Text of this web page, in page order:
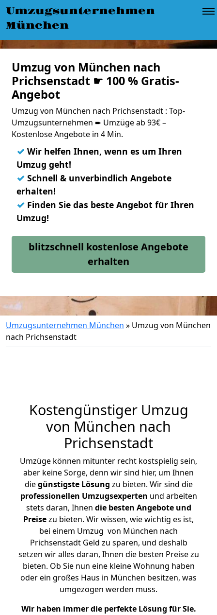
Umzugsunternehmen
München
Umzug von München nach
Prichsenstadt ☛ 100 % Gratis-
Angebot
Umzug von München nach Prichsenstadt : Top-
Umzugsunternehmen ➨ Umzüge ab 93€ –
Kostenlose Angebote in 4 Min.
✓ Wir helfen Ihnen, wenn es um Ihren
Umzug geht!
✓ Schnell & unverbindlich Angebote
erhalten!
✓ Finden Sie das beste Angebot für Ihren
Umzug!
blitzschnell kostenlose Angebote
erhalten
Umzugsunternehmen München » Umzug von München
nach Prichsenstadt
Kostengünstiger Umzug
von München nach
Prichsenstadt
Umzüge können mitunter recht kostspielig sein,
aber keine Sorge, denn wir sind hier, um Ihnen
diegünstigste Lösung zu bieten. Wir sind die
professionellen Umzugsexperten und arbeiten
stets daran, Ihnen die besten Angebote und
Preisezu bieten. Wir wissen, wie wichtig es ist,
bei einem Umzug von München nach
Prichsenstadt Geld zu sparen, und deshalb
setzen wir alles daran, Ihnen die besten Preise zu
bieten. Ob Sie nun eine kleine Wohnung haben
oder ein großes Haus in München besitzen, was
umgezogen werden muss.
Wir haben immer die perfekte Lösung für Sie.